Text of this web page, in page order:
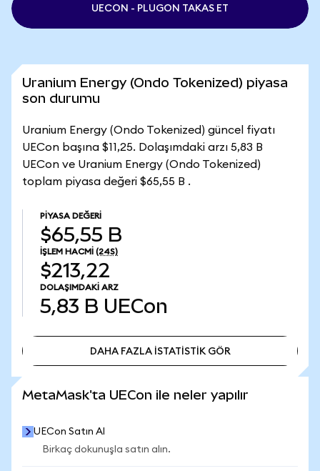
UECON - PLUGON TAKAS ET
Uranium Energy (Ondo Tokenized) piyasa
son durumu
Uranium Energy (Ondo Tokenized) güncel fiyatı
UECon başına $11,25. Dolaşımdaki arzı 5,83 B
UECon ve Uranium Energy (Ondo Tokenized)
toplam piyasa değeri $65,55 B .
PIYASA DEĞERI
$65,55 B
İŞLEM HACMI (24S)
$213,22
DOLAŞIMDAKI ARZ
5,83 B UECon
DAHA FAZLA İSTATİSTİK GÖR
MetaMask'ta UECon ile neler yapılır
UECon Satın Al
Birkaç dokunuşla satın alın.